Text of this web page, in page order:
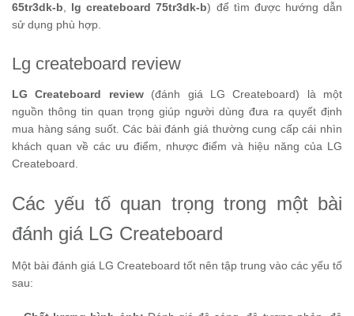
65tr3dk-b
lg createboard 75tr3dk-b) để tìm được hướng dẫn
sử dụng phù hợp.
Lg createboard review
LG Createboard review(đánh giá LG Createboard) là một
nguồn thông tin quan trọng giúp người dùng đưa ra quyết định
mua hàng sáng suốt. Các bài đánh giá thường cung cấp cái nhìn
khách quan về các ưu điểm, nhược điểm và hiệu năng của LG
Createboard.
Các yếu tố quan trọng trong một bài
đánh giá LG Createboard
Một bài đánh giá LG Createboard tốt nên tập trung vào các yếu tố
sau: